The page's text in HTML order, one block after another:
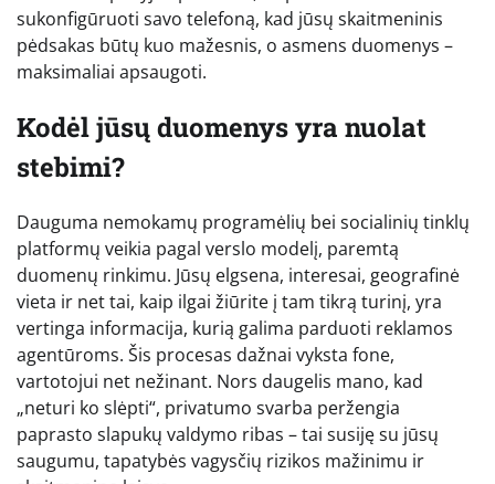
sukonfigūruoti savo telefoną, kad jūsų skaitmeninis
pėdsakas būtų kuo mažesnis, o asmens duomenys –
maksimaliai apsaugoti.
Kodėl jūsų duomenys yra nuolat
stebimi?
Dauguma nemokamų programėlių bei socialinių tinklų
platformų veikia pagal verslo modelį, paremtą
duomenų rinkimu. Jūsų elgsena, interesai, geografinė
vieta ir net tai, kaip ilgai žiūrite į tam tikrą turinį, yra
vertinga informacija, kurią galima parduoti reklamos
agentūroms. Šis procesas dažnai vyksta fone,
vartotojui net nežinant. Nors daugelis mano, kad
„neturi ko slėpti“, privatumo svarba peržengia
paprasto slapukų valdymo ribas – tai susiję su jūsų
saugumu, tapatybės vagysčių rizikos mažinimu ir